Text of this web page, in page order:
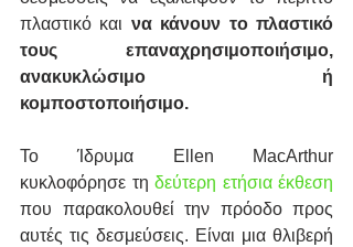
πλαστικό και να κάνουν το πλαστικό
τους επαναχρησιμοποιήσιμο,
ανακυκλώσιμο ή
κομποστοποιήσιμο.
Το Ίδρυμα Ellen MacArthur
κυκλοφόρησε τη δεύτερη ετήσια έκθεση
που παρακολουθεί την πρόοδο προς
αυτές τις δεσμεύσεις. Είναι μια θλιβερή